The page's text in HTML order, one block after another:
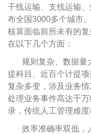
干线运输、支线运输
布全国3000多个城市
核算面临前所未有的
在以下几个方面：
规则复杂、数据量
提科目、近百个计提
复杂多变，涉及业务
处理业务事件高达千
录，传统人工管理难度
效率准确率双低，